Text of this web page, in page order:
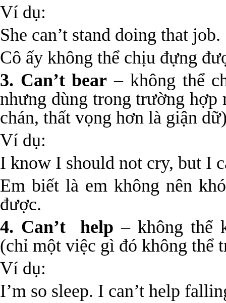
Ví dụ:
She can’t stand doing that job.
Cô ấy không thể chịu đựng
3. Can’t bear – không thể
nhưng dùng trong trường hợp
chán, thất vọng hơn là giận
Ví dụ:
I know I should not cry, but I
Em biết là em không nên
được.
4. Can’t help – không thể
(chỉ một việc gì đó không thể
Ví dụ:
I’m so sleep. I can’t help